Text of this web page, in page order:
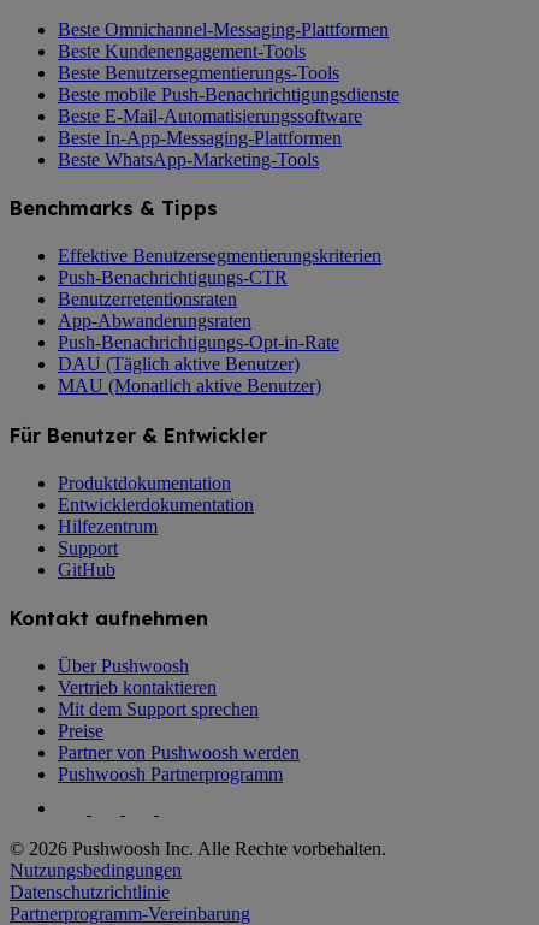
Beste Omnichannel-Messaging-Plattformen
Beste Kundenengagement-Tools
Beste Benutzersegmentierungs-Tools
Beste mobile Push-Benachrichtigungsdienste
Beste E-Mail-Automatisierungssoftware
Beste In-App-Messaging-Plattformen
Beste WhatsApp-Marketing-Tools
Benchmarks & Tipps
Effektive Benutzersegmentierungskriterien
Push-Benachrichtigungs-CTR
Benutzerretentionsraten
App-Abwanderungsraten
Push-Benachrichtigungs-Opt-in-Rate
DAU (Täglich aktive Benutzer)
MAU (Monatlich aktive Benutzer)
Für Benutzer & Entwickler
Produktdokumentation
Entwicklerdokumentation
Hilfezentrum
Support
GitHub
Kontakt aufnehmen
Über Pushwoosh
Vertrieb kontaktieren
Mit dem Support sprechen
Preise
Partner von Pushwoosh werden
Pushwoosh Partnerprogramm
© 2026 Pushwoosh Inc. Alle Rechte vorbehalten.
Nutzungsbedingungen
Datenschutzrichtlinie
Partnerprogramm-Vereinbarung